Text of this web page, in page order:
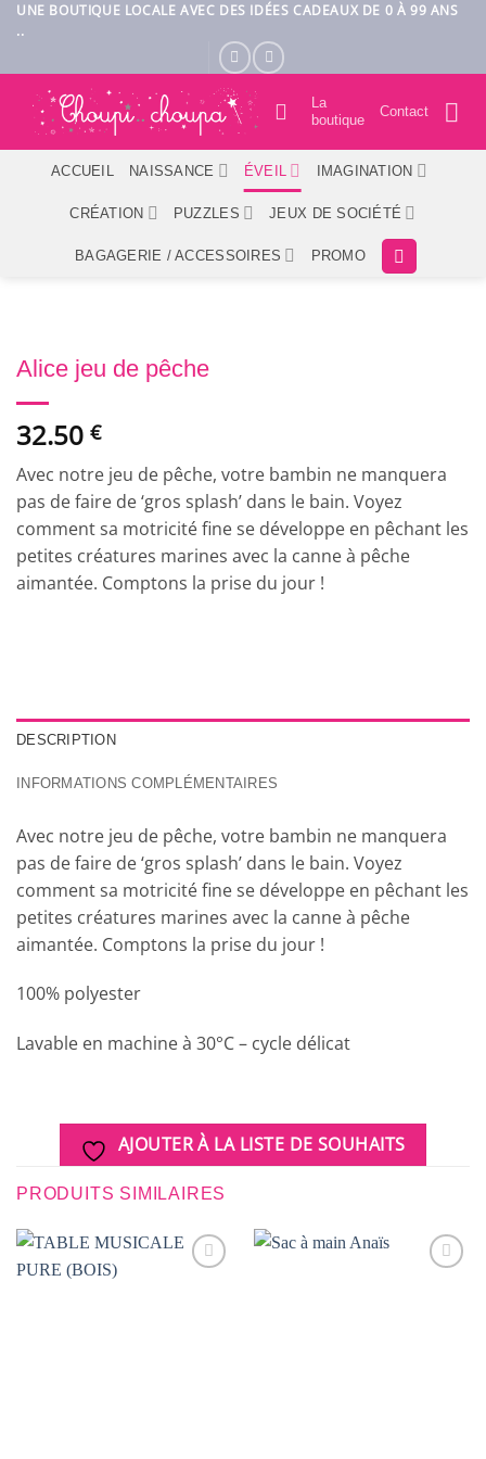
Passer
au
UNE BOUTIQUE LOCALE AVEC DES IDÉES CADEAUX DE 0 À 99 ANS
..
La
boutique
Contact
ACCUEIL NAISSANCE ÉVEIL IMAGINATION
CRÉATION PUZZLES JEUX DE SOCIÉTÉ
BAGAGERIE / ACCESSOIRES PROMO
Alice jeu de pêche
32.50 €
Avec notre jeu de pêche, votre bambin ne manquera
pas de faire de ‘gros splash’ dans le bain. Voyez
comment sa motricité fine se développe en pêchant les
petites créatures marines avec la canne à pêche
aimantée. Comptons la prise du jour !
DESCRIPTION
INFORMATIONS COMPLÉMENTAIRES
Avec notre jeu de pêche, votre bambin ne manquera
pas de faire de ‘gros splash’ dans le bain. Voyez
comment sa motricité fine se développe en pêchant les
petites créatures marines avec la canne à pêche
aimantée. Comptons la prise du jour !
100% polyester
Lavable en machine à 30°C – cycle délicat
AJOUTER À LA LISTE DE SOUHAITS
PRODUITS SIMILAIRES